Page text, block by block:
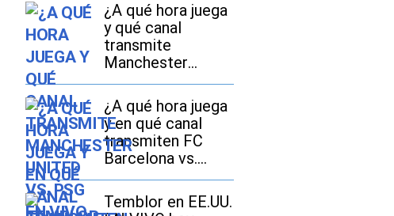
¿A qué hora juega
y qué canal
transmite
Manchester
United vs. PSG EN
VIVO hoy por
amistoso 2026 en
España, México y
EE.UU.?
¿A qué hora juega
y en qué canal
transmiten FC
Barcelona vs.
Udinese EN VIVO
hoy por amistoso
en EE.UU., México
Temblor en EE.UU.